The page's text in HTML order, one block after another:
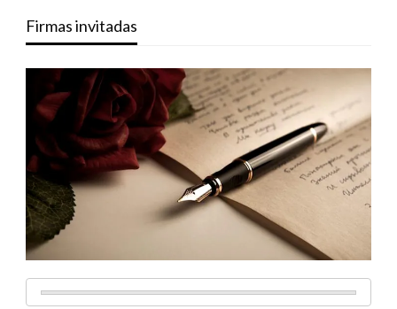
Firmas invitadas